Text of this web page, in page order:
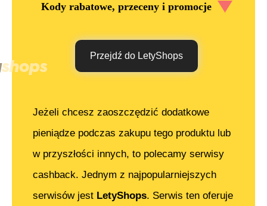
Kody rabatowe, przeceny i promocje
Przejdź do LetyShops
Jeżeli chcesz zaoszczędzić dodatkowe
pieniądze podczas zakupu tego produktu lub
w przyszłości innych, to polecamy serwisy
cashback. Jednym z najpopularniejszych
serwisów jest LetyShops. Serwis ten oferuje